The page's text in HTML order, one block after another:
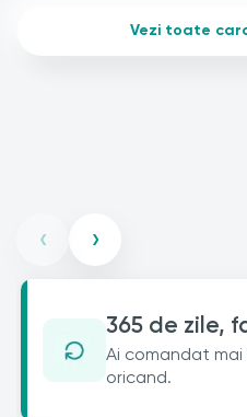
Vezi toate
‹ ›
365 de zile,
Ai comandat
oricand.